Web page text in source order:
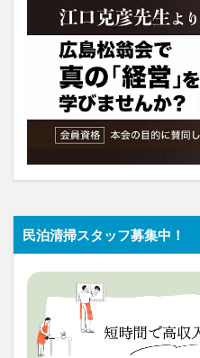
民泊清掃スタッフ募集中！